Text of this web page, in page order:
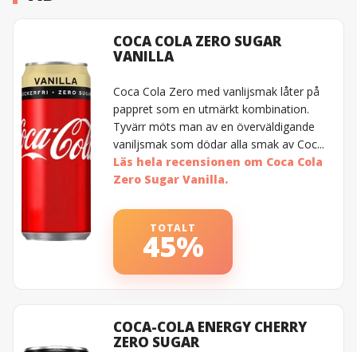
COCA COLA ZERO SUGAR
VANILLA
Coca Cola Zero med vanlijsmak låter på
pappret som en utmärkt kombination.
Tyvärr möts man av en överväldigande
vaniljsmak som dödar alla smak av Coc...
Läs hela recensionen om Coca Cola
Zero Sugar Vanilla.
TOTALT
45%
COCA-COLA ENERGY CHERRY
ZERO SUGAR